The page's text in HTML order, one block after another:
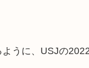
うに、USJの